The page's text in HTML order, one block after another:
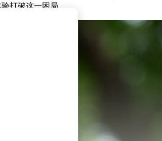
打破这一困局。